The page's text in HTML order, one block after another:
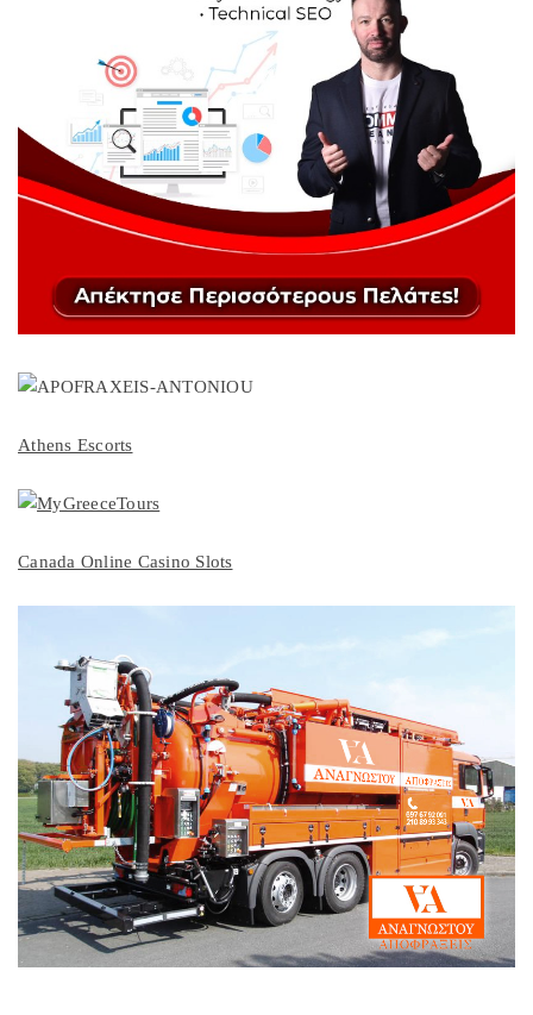
Athens Escorts
Canada Online Casino Slots